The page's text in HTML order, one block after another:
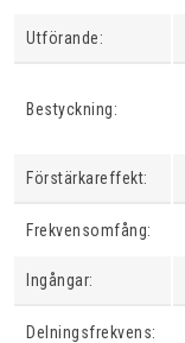
Utförande:
Bestyckning:
Förstärkareffekt:
Frekvensomfång:
Ingångar:
Delningsfrekvens: